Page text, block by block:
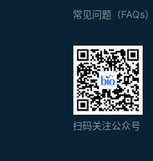
常见问题（FAQs）
扫码关注公众号